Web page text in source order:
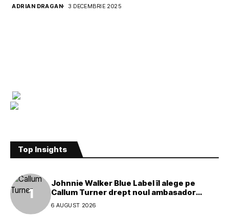
ADRIAN DRAGAN 3 DECEMBRIE 2025
Top Insights
Johnnie Walker Blue Label îl alege pe
Callum Turner drept noul ambasador
global al mărcii
6 AUGUST 2026